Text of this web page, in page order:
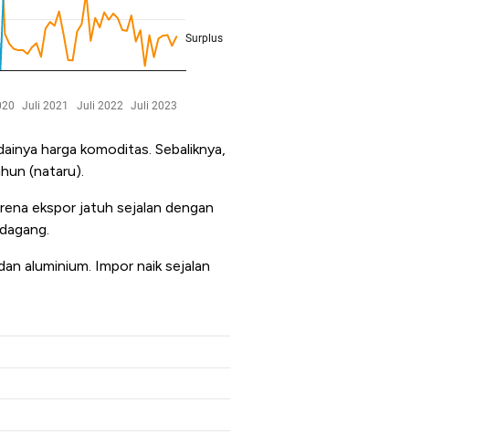
harga komoditas. Sebaliknya,
(nataru).
ekspor jatuh sejalan dengan
aluminium. Impor naik sejalan